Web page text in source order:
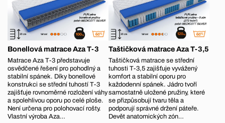
Bonellová matrace Aza T-3
Matrace Aza T-3 představuje
osvědčené řešení pro pohodlný a
stabilní spánek. Díky bonellové
konstrukci se střední tuhostí T-3
zajišťuje rovnoměrné rozložení váhy
a spolehlivou oporu po celé ploše.
Není určena pro polohovací rošty.
Vlastní výroba Aza…
Taštičková matrace Aza T-3,5
Taštičková matrace se střední
tuhosti T-3,5 zajišťuje vyvážený
komfort a stabilní oporu pro
každodenní spánek. Jádro tvoří
samostatně uložené pružiny, které
se přizpůsobují tvaru těla a
podporují správné držení páteře.
Devět anatomických zón…